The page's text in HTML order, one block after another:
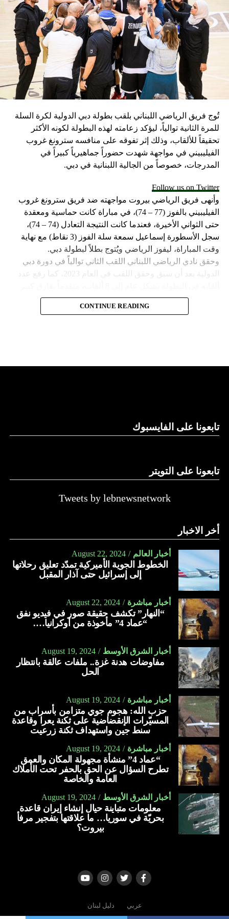
الجماهير المصرية، فإن المجلس بصدد عقد اجتماع يوم
الأحد الموافق 4 / 2 / 2024 لدراسة التقارير الفنية
والطبية والإدارية وتقرير رئيس البعثة والمشرف على
المنتخب لاتخاذ القرارات المناسبة.
لن يدخر الاتحاد أي جهد أو فكر لاتخاذ كل ما هو ممكن
ومناسب لمصلحة المنتخبات الوطنية في الفترة المقبلة.
سكاي نيوز
تُوج فريق الرياضي اللبناني بلقب بطولة دبي الدولية لكرة السلة
للمرة الثانية توالياً، ليؤكد زعامته لهذه البطولة لكونه الأكثر
تحقيقاً للألقاب، وذلك إثر تفوقه على منافسه سترونغ غروب
الفيليبيني في مواجهة شهدت حضوراً جماهيرياً كبيراً في
المدرجات، خصوصاً من الجالية اللبنانية في دبي.
Follow us on Twitter
وأنهى فريق الرياضي بيروت مواجهته ضد فريق سترونغ غروب
الفيليبيني بالفوز (77 – 74)، في مباراة كانت حماسية ومعقدة
حتى الثواني الأخيرة، فعندما كانت النتيجة التعادل (74 – 74)،
سجل الأسطورة إسماعيل سمعة سلة الفوز (3 نقاط) مع نهاية
وقت المباراة، ليفوز الرياضي ويُتوج بطلاً لبطولة دبي.
وحقق نادي الرياضي اللبناني اللقب الثاني توالياً في دورة دبي
الدولية بعد أن سبق وحقق اللقب في العام 2023، كما رفع عدد
عن صاحب المركز الثاني مهرام الإيراني الذي حقق لقبين في
البطولة وخلفهما فريق مايتي سبورت الفيليبيني الذي حقق لقباً
CONTINUE READING
تابعونا على الفايسبوك
تابعونا على التويتر
Tweets by lebnewsnetwork
أخر الاخبار
أخبار العالم August 22, 2024
الخطوط الجوية الأميركية تمدّد تعليق رحلاتها
إلى إسرائيل حتى آذار المقبل
أخبار مباشرة August 22, 2024
“النهار” تكشف حقيقة صور في فيديو نفق
“عماد 4” مأخوذة من أوكرانيا….
أخبار الشرق الأوسط August 19, 2024
مفاوضات هدنة غزة.. ملفات عالقة بانتظار
الحل
أخبار مباشرة August 19, 2024
حزب الله: هجوم جوي متزامن بأسراب من
المسيّرات الإنقضاضية على ثكنة يعرا وقاعدة
سنط جين واستهداف ثكنة زرعيت
أخبار مباشرة August 19, 2024
“عماد 4” منشأة مجهولة المكان والعمق
تطرح السؤال عن الحق بالحفر تحت الأملاك
العامة والخاصة
أخبار الشرق الأوسط August 19, 2024
معلومات متباينة حيال إنشاء إيران قاعدة
بحريّة في سوريا… ما علاقتها بتفجير مرفأ
بيروت؟
عربي دليل لبنان